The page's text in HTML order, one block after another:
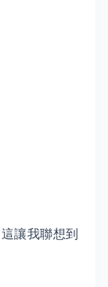
讓我聯想到